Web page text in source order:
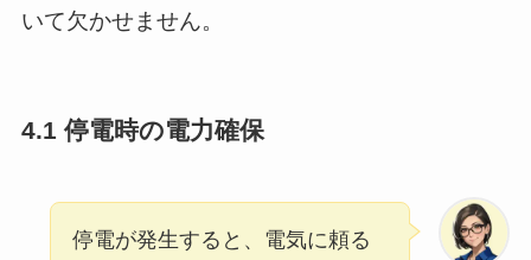
いて欠かせません。
4.1 停電時の電力確保
停電が発生すると、電気に頼る